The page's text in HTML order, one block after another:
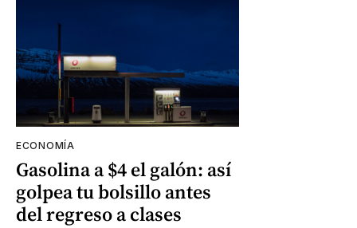
ECONOMÍA
Gasolina a $4 el galón: así
golpea tu bolsillo antes
del regreso a clases